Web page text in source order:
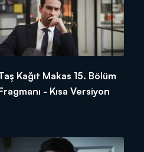
Kağıt Makas 15. Bölüm
- Kısa Versiyon